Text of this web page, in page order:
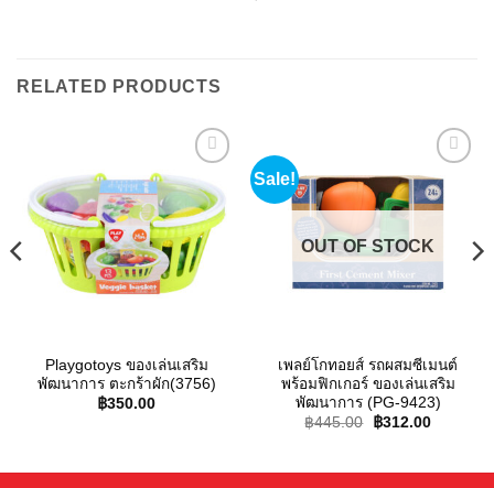
RELATED PRODUCTS
Add to
wishlist
Playgotoys ของเล่นเสริม
พัฒนาการ ตะกร้าผัก(3756)
฿350.00
Sale!
Add to
wishlist
OUT OF STOCK
เพลย์โกทอยส์ รถผสมซีเมนต์
พร้อมฟิกเกอร์ ของเล่นเสริม
พัฒนาการ (PG-9423)
฿445.00
Original
฿312.00Current